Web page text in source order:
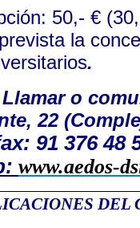
: 50,- €
la
.
o
22
91 376 48
www.aedos-
DEL